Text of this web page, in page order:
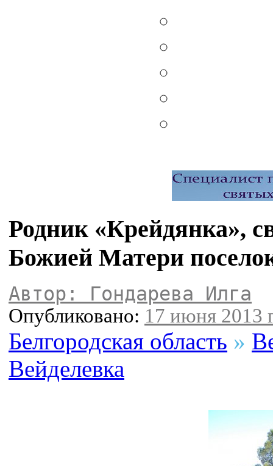
Родник «Крейдянка»,
Божией Матери
Автор: Гондарева Илга
Опубликовано: 17 июня 2013
Белгородская область »
Вейделевка